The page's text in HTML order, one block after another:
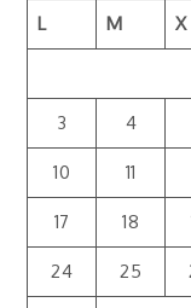
L M X
3 4
10 11
17 18
24 25